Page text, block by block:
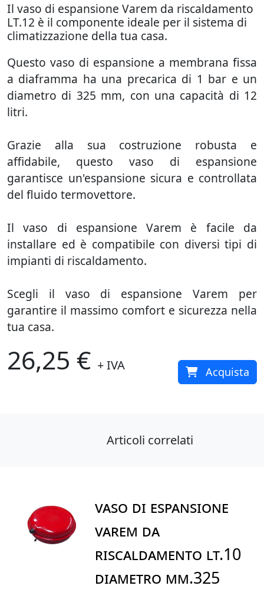
Il vaso di espansione Varem da riscaldamento
LT.12 è il componente ideale per il sistema di
climatizzazione della tua casa.
Questo vaso di espansione a membrana fissa
a diaframma ha una precarica di 1 bar e un
diametro di 325 mm, con una capacità di 12
litri.
Grazie alla sua costruzione robusta e
affidabile, questo vaso di espansione
garantisce un'espansione sicura e controllata
del fluido termovettore.
Il vaso di espansione Varem è facile da
installare ed è compatibile con diversi tipi di
impianti di riscaldamento.
Scegli il vaso di espansione Varem per
garantire il massimo comfort e sicurezza nella
tua casa.
26,25 € + IVA Acquista
Articoli correlati
VASO DI ESPANSIONE
VAREM DA
RISCALDAMENTO LT.10
DIAMETRO mm.325